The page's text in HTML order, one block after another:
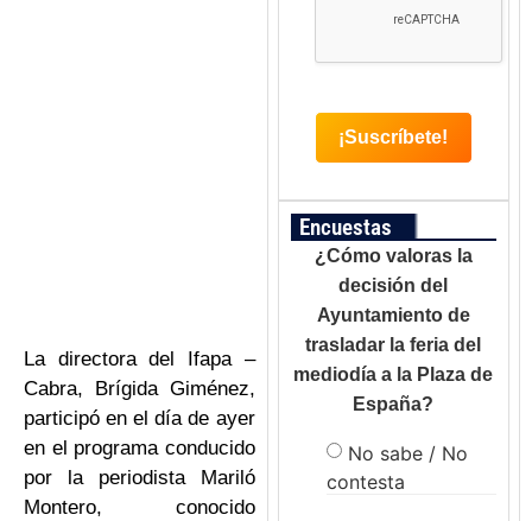
La directora del Ifapa –
Cabra, Brígida Giménez,
participó en el día de ayer
en el programa conducido
por la periodista Mariló
Montero, conocido
Encuestas
¿Cómo valoras la
decisión del
Ayuntamiento de
trasladar la feria del
mediodía a la Plaza de
España?
No sabe / No
contesta